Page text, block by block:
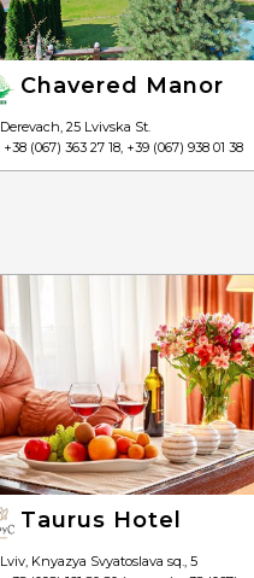
Chavered Manor
Derevach, 25 Lvivska St.
+38 (067) 363 27 18, +39 (067) 938 01 38
Taurus Hotel
Lviv, Knyazya Svyatoslava sq., 5